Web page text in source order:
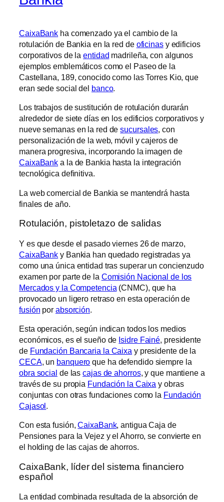
CaixaBank ha comenzado ya el cambio de la
rotulación de Bankia en la red de oficinasy edificios
corporativos de laentidad madrileña, con algunos
ejemplos emblemáticos como el Paseo de la
Castellana, 189, conocido como las Torres Kio, que
eran sede social del banco.
Los trabajos de sustitución de rotulación durarán
alrededor de siete días en los edificios corporativos y
nueve semanas en la red desucursales, con
personalización de la web, móvil y cajeros de
manera progresiva, incorporando la imagen de
CaixaBank a la de Bankia hasta la integración
tecnológica definitiva.
La web comercial de Bankia se mantendrá hasta
finales de año.
Rotulación, pistoletazo de salidas
Y es que desde el pasado viernes 26 de marzo,
CaixaBank y Bankia han quedado registradas ya
como una única entidad tras superar un concienzudo
examen por parte de la Comisión Nacional de los
Mercados y la Competencia (CNMC), que ha
provocado un ligero retraso en esta operación de
fusión por absorción.
Esta operación, según indican todos los medios
económicos, es el sueño de Isidre Fainé, presidente
de Fundación Bancaria la Caixa y presidente de la
CECA, un banquero que ha defendido siempre la
obra social de lascajas de ahorros, y que mantiene a
través de su propia Fundación la Caixa y obras
conjuntas con otras fundaciones como la Fundación
Cajasol.
Con esta fusión,CaixaBank, antigua Caja de
Pensiones para la Vejez y el Ahorro, se convierte en
el holding de las cajas de ahorros.
CaixaBank, líder del sistema financiero
español
La entidad combinada resultada de la absorción de